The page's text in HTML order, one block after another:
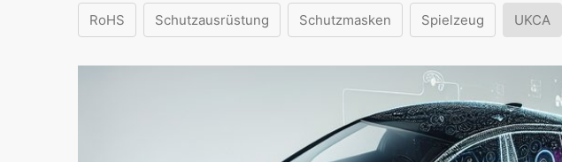
RoHS Schutzausrüstung Schutzmasken Spielzeug UKCA